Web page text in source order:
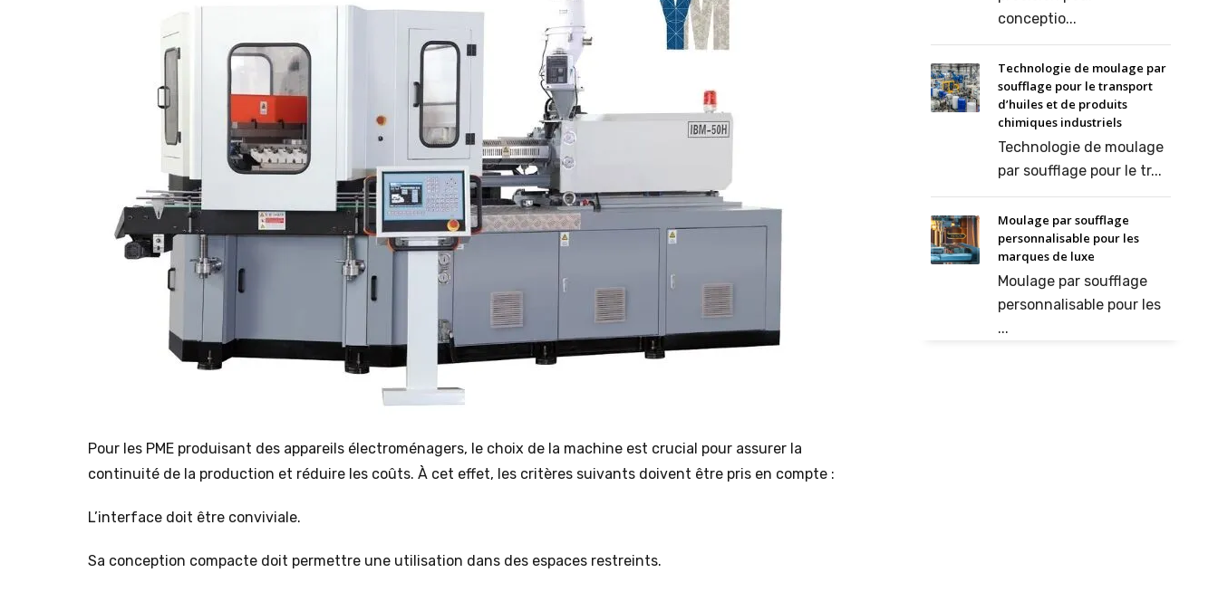
Pour les PME produisant des appareils électroménagers, le choix de la machine est crucial pour assurer la
continuité de la production et réduire les coûts. À cet effet, les critères suivants doivent être pris en compte :
L’interface doit être conviviale.
Sa conception compacte doit permettre une utilisation dans des espaces restreints.
conceptio...
Technologie de moulage par
soufflage pour le transport
d’huiles et de produits
chimiques industriels
Technologie de moulage
par soufflage pour le tr...
Moulage par soufflage
personnalisable pour les
marques de luxe
Moulage par soufflage
personnalisable pour les
...